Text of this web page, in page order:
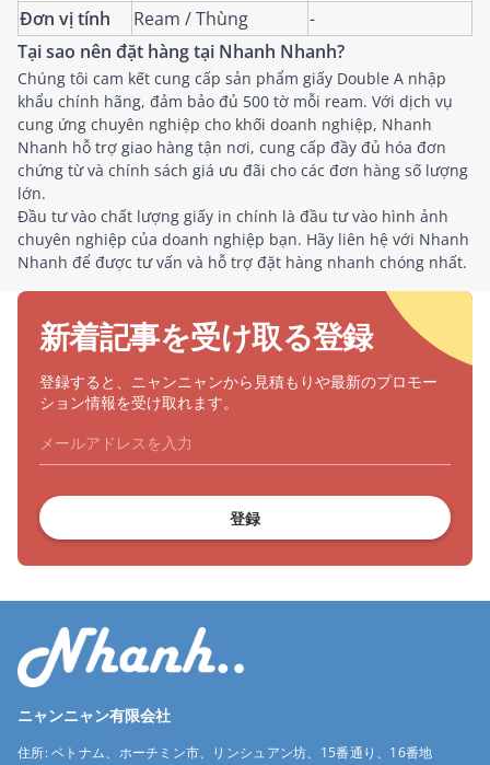
Đơn vị tính
Ream / Thùng
-
Tại sao nên đặt hàng tại Nhanh Nhanh?
Chúng tôi cam kết cung cấp sản phẩm giấy Double A nhập
khẩu chính hãng, đảm bảo đủ 500 tờ mỗi ream. Với dịch vụ
cung ứng chuyên nghiệp cho khối doanh nghiệp, Nhanh
Nhanh hỗ trợ giao hàng tận nơi, cung cấp đầy đủ hóa đơn
chứng từ và chính sách giá ưu đãi cho các đơn hàng số lượng
lớn.
Đầu tư vào chất lượng giấy in chính là đầu tư vào hình ảnh
chuyên nghiệp của doanh nghiệp bạn. Hãy liên hệ với Nhanh
Nhanh để được tư vấn và hỗ trợ đặt hàng nhanh chóng nhất.
新着記事を受け取る登録
登録すると、ニャンニャンから見積もりや最新のプロモー
ション情報を受け取れます。
登録
ニャンニャン有限会社
住所:ベトナム、ホーチミン市、リンシュアン坊、15番通り、16番地